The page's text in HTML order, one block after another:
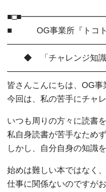
■ OG事業所『トコト
◆ 「チャレンジ知識
皆さんこんにちは、OG事
今回は、私の苦手にチャ
いつも周りの方々に読書
私自身読書が苦手なため
しかし、自分自身の知識
始めは難しい本ではなく、
仕事に関係ないのですが